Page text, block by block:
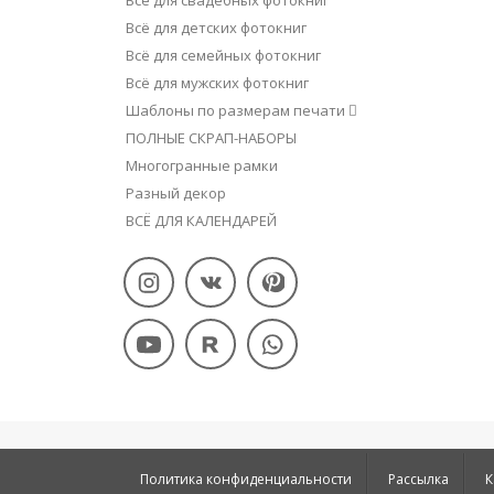
Всё для детских фотокниг
Всё для семейных фотокниг
Всё для мужских фотокниг
Шаблоны по размерам печати
ПОЛНЫЕ СКРАП-НАБОРЫ
Многогранные рамки
Разный декор
ВСЁ ДЛЯ КАЛЕНДАРЕЙ
Политика конфиденциальности Рассылка